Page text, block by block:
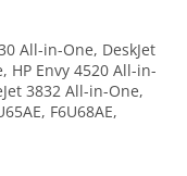
All-in-One, DeskJet
HP Envy 4520 All-in-
3832 All-in-One,
F6U68AE,